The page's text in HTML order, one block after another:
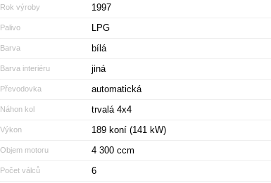
Rok výroby 1997
Palivo LPG
Barva bílá
Barva interiéru jiná
Převodovka automatická
Náhon kol trvalá 4x4
Výkon 189 koní (141 kW)
Objem motoru 4 300 ccm
Počet válců 6